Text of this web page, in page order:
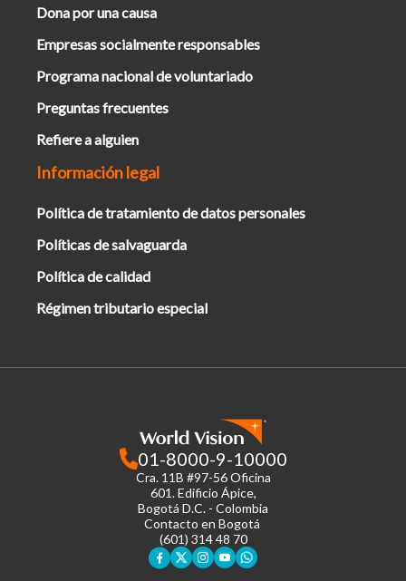
Dona por una causa
Empresas socialmente responsables
Programa nacional de voluntariado
Preguntas frecuentes
Refiere a alguien
Información legal
Política de tratamiento de datos personales
Políticas de salvaguarda
Política de calidad
Régimen tributario especial
01-8000-9-10000
Cra. 11B #97-56 Oficina
601.Edificio Ápice,
Bogotá D.C. - Colombia
Contacto en Bogotá
(601) 314 48 70